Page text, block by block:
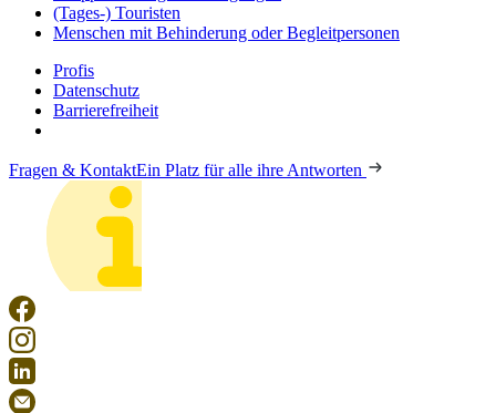
(Tages-) Touristen
Menschen mit Behinderung oder Begleitpersonen
Profis
Datenschutz
Barrierefreiheit
Fragen & KontaktEin Platz für alle ihre Antworten